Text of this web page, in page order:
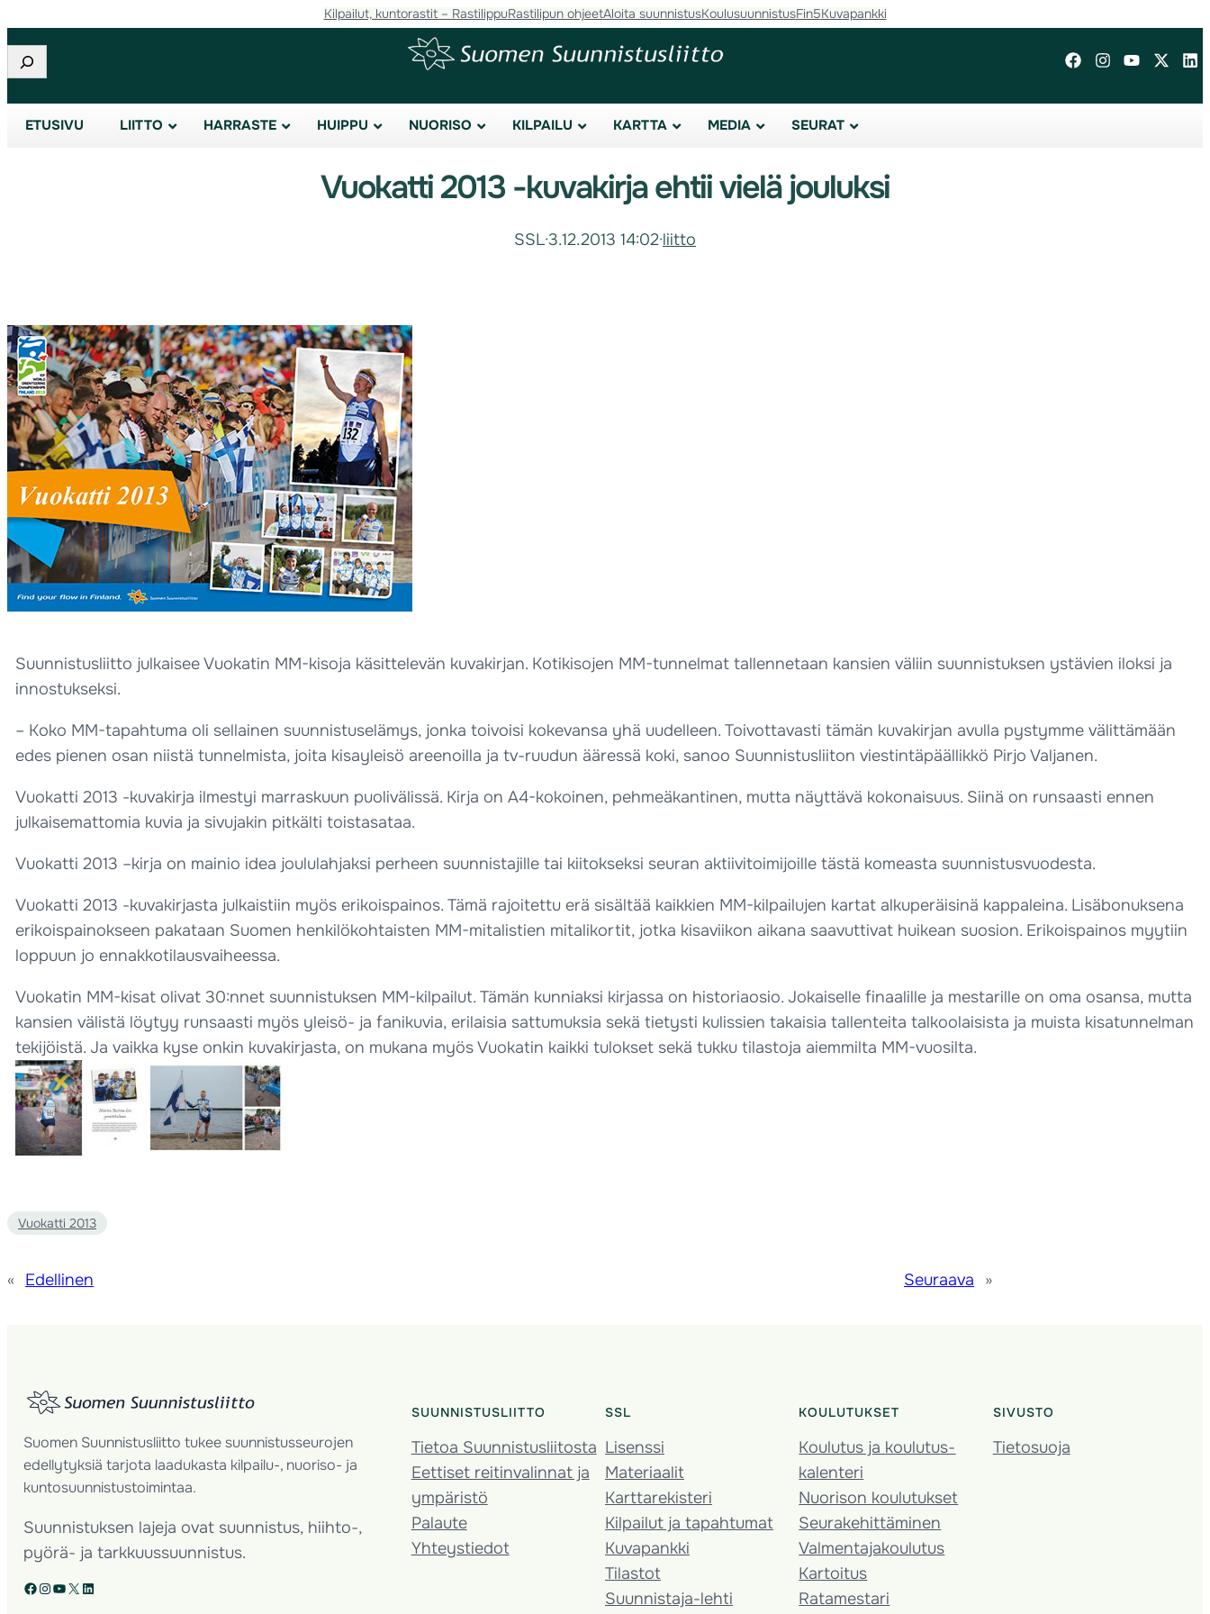
Kilpailut, kuntorastit – RastilippuRastilipun ohjeetAloita suunnistusKoulusuunnistusFin5Kuvapankki
Etsi
ETUSIVU LIITTO HARRASTE HUIPPU NUORISO KILPAILU KARTTA MEDIA SEURAT
Vuokatti 2013 -kuvakirja ehtii vielä jouluksi
SSL·3.12.2013 14:02·liitto
Suunnistusliitto julkaisee Vuokatin MM-kisoja käsittelevän kuvakirjan. Kotikisojen MM-tunnelmat tallennetaan kansien väliin suunnistuksen ystävien iloksi ja
innostukseksi.
– Koko MM-tapahtuma oli sellainen suunnistuselämys, jonka toivoisi kokevansa yhä uudelleen. Toivottavasti tämän kuvakirjan avulla pystymme välittämään
edes pienen osan niistä tunnelmista, joita kisayleisö areenoilla ja tv-ruudun ääressä koki, sanoo Suunnistusliiton viestintäpäällikkö Pirjo Valjanen.
Vuokatti 2013 -kuvakirja ilmestyi marraskuun puolivälissä. Kirja on A4-kokoinen, pehmeäkantinen, mutta näyttävä kokonaisuus. Siinä on runsaasti ennen
julkaisemattomia kuvia ja sivujakin pitkälti toistasataa.
Vuokatti 2013 –kirja on mainio idea joululahjaksi perheen suunnistajille tai kiitokseksi seuran aktiivitoimijoille tästä komeasta suunnistusvuodesta.
Vuokatti 2013 -kuvakirjasta julkaistiin myös erikoispainos. Tämä rajoitettu erä sisältää kaikkien MM-kilpailujen kartat alkuperäisinä kappaleina. Lisäbonuksena
erikoispainokseen pakataan Suomen henkilökohtaisten MM-mitalistien mitalikortit, jotka kisaviikon aikana saavuttivat huikean suosion. Erikoispainos myytiin
loppuun jo ennakkotilausvaiheessa.
Vuokatin MM-kisat olivat 30:nnet suunnistuksen MM-kilpailut. Tämän kunniaksi kirjassa on historiaosio. Jokaiselle finaalille ja mestarille on oma osansa, mutta
kansien välistä löytyy runsaasti myös yleisö- ja fanikuvia, erilaisia sattumuksia sekä tietysti kulissien takaisia tallenteita talkoolaisista ja muista kisatunnelman
tekijöistä. Ja vaikka kyse onkin kuvakirjasta, on mukana myös Vuokatin kaikki tulokset sekä tukku tilastoja aiemmilta MM-vuosilta.
Vuokatti 2013
« Edellinen Seuraava »
Suomen Suunnistusliitto tukee suunnistusseurojen
edellytyksiä tarjota laadukasta kilpailu-, nuoriso- ja
kuntosuunnistustoimintaa.
Suunnistuksen lajeja ovat suunnistus, hiihto-,
pyörä- ja tarkkuussuunnistus.
Facebook Instagram YouTube X LinkedIn
SUUNNISTUSLIITTO
Tietoa Suunnistusliitosta
Eettiset reitinvalinnat ja
ympäristö
Palaute
Yhteystiedot
SSL
Lisenssi
Materiaalit
Karttarekisteri
Kilpailut ja tapahtumat
Kuvapankki
Tilastot
Suunnistaja-lehti
KOULUTUKSET
Koulutus ja koulutus­
kalenteri
Nuorison koulutukset
Seura­kehittäminen
Valmentaja­koulutus
Kartoitus
Ratamestari
SIVUSTO
Tietosuoja